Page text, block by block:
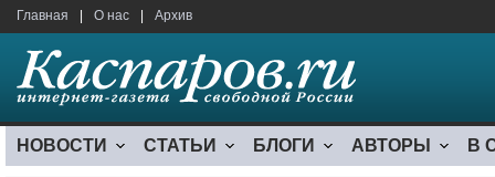
Главная О нас Архив
НОВОСТИ СТАТЬИ БЛОГИ АВТОРЫ В